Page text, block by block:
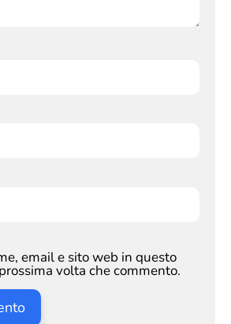
email e sito web in questo
volta che commento.